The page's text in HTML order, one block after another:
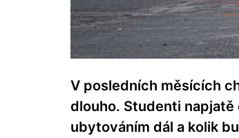
V posledních měsících
dlouho. Studenti
ubytováním dál a kolik